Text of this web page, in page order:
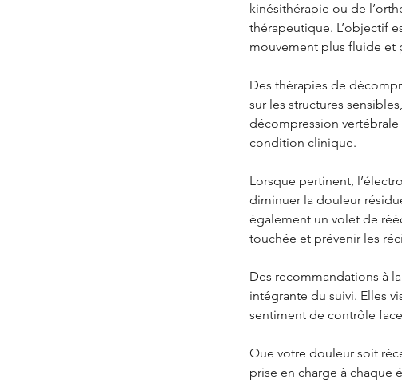
kinésithérapie ou de
thérapeutique. L’objectif
mouvement plus fluide et
Des thérapies de
sur les structures
décompression
condition clinique.
Lorsque pertinent,
diminuer la douleur
également un volet de
touchée et prévenir les
Des recommandations à
intégrante du suivi. Elles
sentiment de contrôle
Que votre douleur soit
prise en charge à chaque